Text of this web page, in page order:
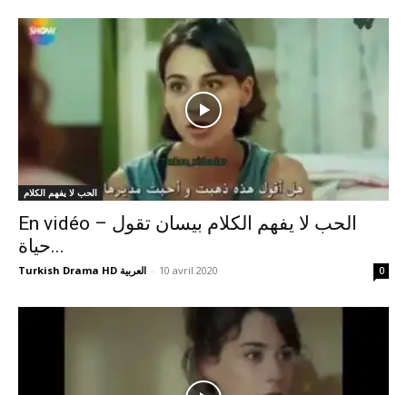
الحب لا يفهم الكلام
En vidéo – الحب لا يفهم الكلام بيسان تقول
حياة...
Turkish Drama HD العربية - 10 avril 2020 0